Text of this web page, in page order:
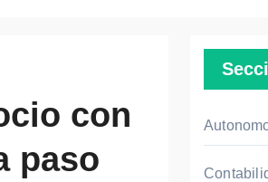
con
paso